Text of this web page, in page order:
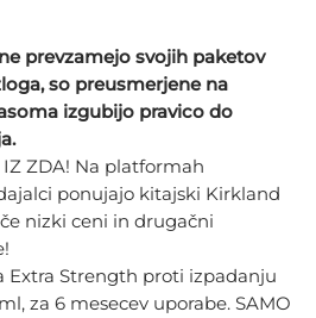
prevzamejo svojih paketov
so preusmerjene na
izgubijo pravico do
ZDA! Na platformah
ponujajo kitajski Kirkland
nizki ceni in drugačni
Extra Strength proti izpadanju
za 6 mesecev uporabe. SAMO